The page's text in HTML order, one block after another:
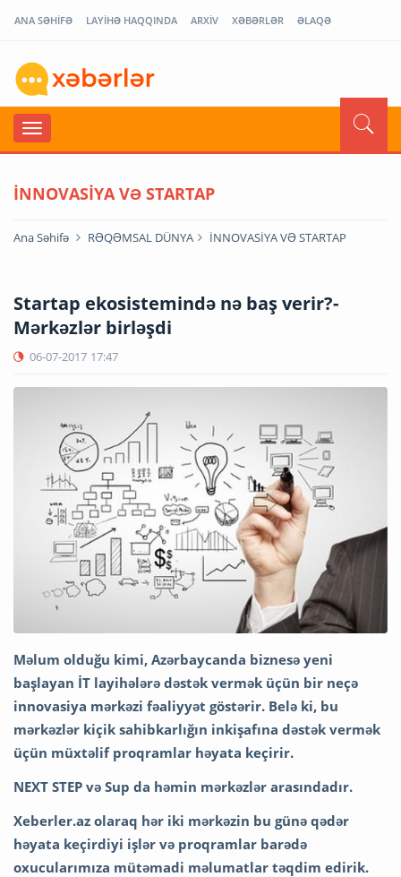
ANA SƏHİFƏ LAYİHƏ HAQQINDA ARXİV XƏBƏRLƏR ƏLAQƏ
İNNOVASİYA VƏ STARTAP
Ana Səhifə RƏQƏMSAL DÜNYA İNNOVASİYA VƏ STARTAP
Startap ekosistemində nə baş verir?-
Mərkəzlər birləşdi
06-07-2017 17:47
Məlum olduğu kimi, Azərbaycanda biznesə yeni
başlayan İT layihələrə dəstək vermək üçün bir neçə
innovasiya mərkəzi fəaliyyət göstərir. Belə ki, bu
mərkəzlər kiçik sahibkarlığın inkişafına dəstək vermək
üçün müxtəlif proqramlar həyata keçirir.
NEXT STEP və Sup da həmin mərkəzlər arasındadır.
Xeberler.az olaraq hər iki mərkəzin bu günə qədər
həyata keçirdiyi işlər və proqramlar barədə
oxucularımıza mütəmadi məlumatlar təqdim edirik.